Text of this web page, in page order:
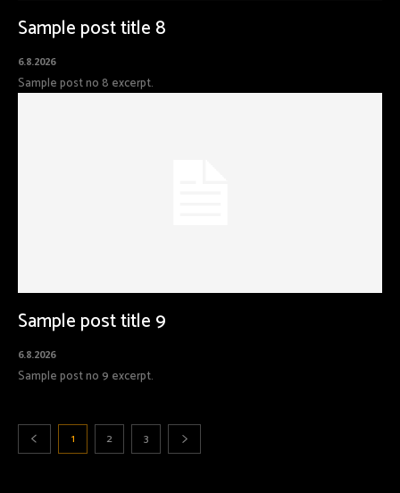
Sample post title 8
6.8.2026
Sample post no 8 excerpt.
Sample post title 9
6.8.2026
Sample post no 9 excerpt.
1 2 3